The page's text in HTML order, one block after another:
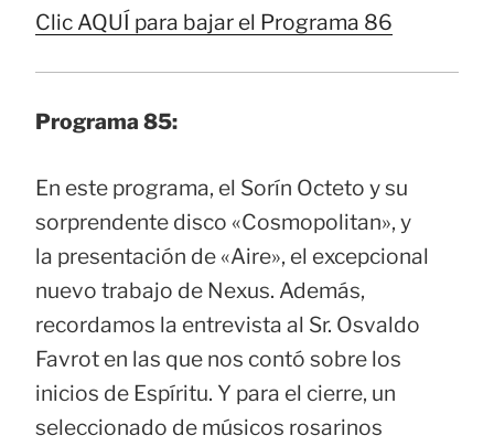
Clic AQUÍ para bajar el Programa 86
Programa 85:
En este programa, el Sorín Octeto y su
sorprendente disco «Cosmopolitan», y
la presentación de «Aire», el excepcional
nuevo trabajo de Nexus. Además,
recordamos la entrevista al Sr. Osvaldo
Favrot en las que nos contó sobre los
inicios de Espíritu. Y para el cierre, un
seleccionado de músicos rosarinos